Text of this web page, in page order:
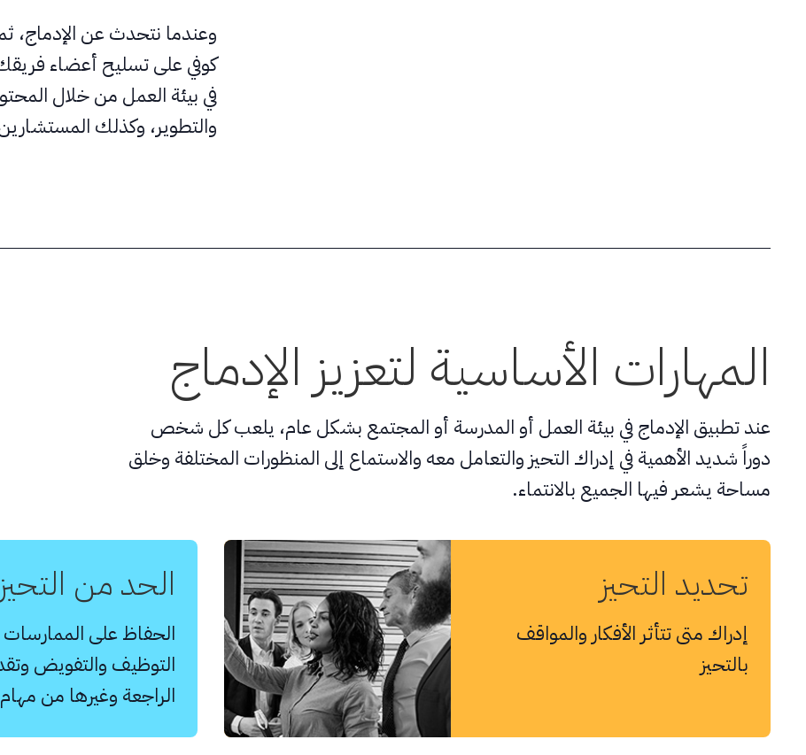
وعندما نتحدث عن الإدماج،
كوفي على تسليح أعضاء فريقك
في بيئة العمل من خلال
والتطوير، وكذلك المستشارين
المهارات الأساسية لتعزيز الإدماج
عند تطبيق الإدماج في بيئة العمل أو المدرسة أو المجتمع بشكل عام، يلعب كل شخص
دوراً شديد الأهمية في إدراك التحيز والتعامل معه والاستماع إلى المنظورات المختلفة وخلق
مساحة يشعر فيها الجميع بالانتماء.
تحديد التحيز
إدراك متى تتأثر الأفكار والمواقف
بالتحيز
الحد من التحيز
الحفاظ على الممارسات
التوظيف والتفويض
الراجعة وغيرها من مهام